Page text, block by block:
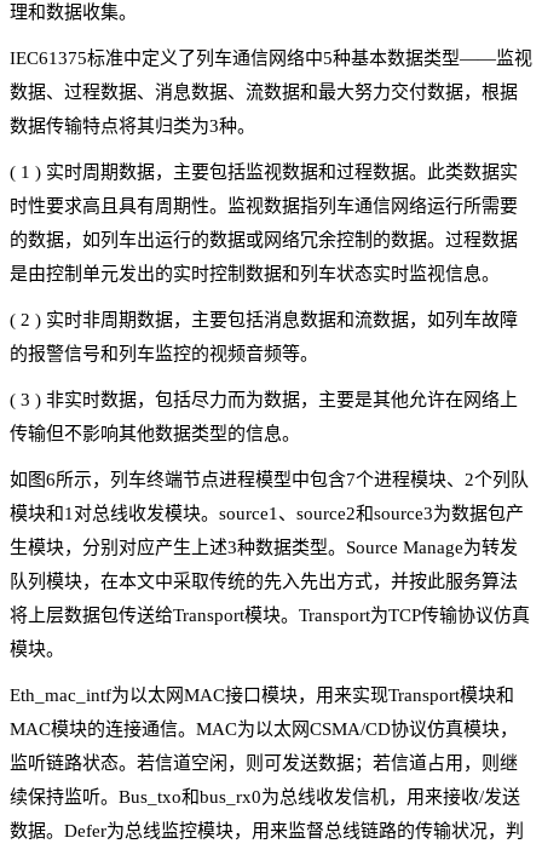
理和数据收集。
IEC61375标准中定义了列车通信网络中5种基本数据类型——监视
数据、过程数据、消息数据、流数据和最大努力交付数据，根据
数据传输特点将其归类为3种。
( 1 ) 实时周期数据，主要包括监视数据和过程数据。此类数据实
时性要求高且具有周期性。监视数据指列车通信网络运行所需要
的数据，如列车出运行的数据或网络冗余控制的数据。过程数据
是由控制单元发出的实时控制数据和列车状态实时监视信息。
( 2 ) 实时非周期数据，主要包括消息数据和流数据，如列车故障
的报警信号和列车监控的视频音频等。
( 3 ) 非实时数据，包括尽力而为数据，主要是其他允许在网络上
传输但不影响其他数据类型的信息。
如图6所示，列车终端节点进程模型中包含7个进程模块、2个列队
模块和1对总线收发模块。source1、source2和source3为数据包产
生模块，分别对应产生上述3种数据类型。Source Manage为转发
队列模块，在本文中采取传统的先入先出方式，并按此服务算法
将上层数据包传送给Transport模块。Transport为TCP传输协议仿真
模块。
Eth_mac_intf为以太网MAC接口模块，用来实现Transport模块和
MAC模块的连接通信。MAC为以太网CSMA/CD协议仿真模块，
监听链路状态。若信道空闲，则可发送数据；若信道占用，则继
续保持监听。Bus_txo和bus_rx0为总线收发信机，用来接收/发送
数据。Defer为总线监控模块，用来监督总线链路的传输状况，判